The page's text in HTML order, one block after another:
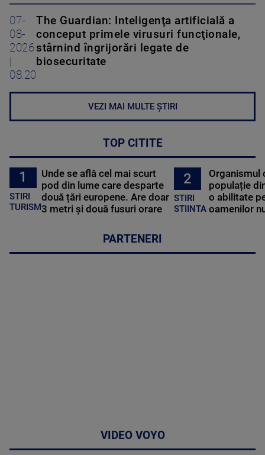
07-
08-
2026
08:20
The Guardian: Inteligenţa artificială a
conceput primele virusuri funcţionale,
stârnind îngrijorări legate de
biosecuritate
VEZI MAI MULTE ȘTIRI
TOP CITITE
1
STIRI
TURISM
Unde se află cel mai scurt
pod din lume care desparte
două țări europene. Are doar
3 metri și două fusuri orare
2
STIRI
STIINTA
Organismul
populație
o abilitate
oamenilor
PARTENERI
VIDEO VOYO